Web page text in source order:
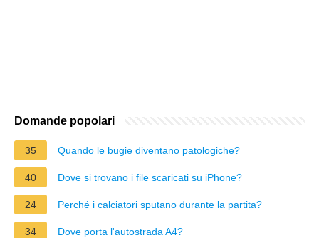
Domande popolari
35 Quando le bugie diventano patologiche?
40 Dove si trovano i file scaricati su iPhone?
24 Perché i calciatori sputano durante la partita?
34 Dove porta l'autostrada A4?